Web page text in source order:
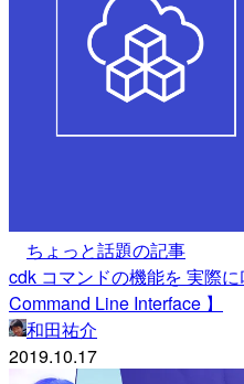
ちょっと話題の記事
cdk コマンドの機能を 実際
Command Line Interface 】
和田祐介
2019.10.17